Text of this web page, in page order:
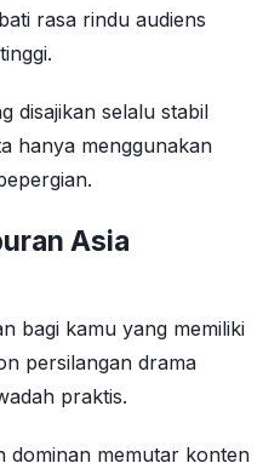
rasa rindu audiens
disajikan selalu stabil
hanya menggunakan
Asia
bagi kamu yang memiliki
persilangan drama
praktis.
dominan memutar konten